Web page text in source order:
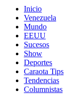
Inicio
Venezuela
Mundo
EEUU
Sucesos
Show
Deportes
Caraota Tips
Tendencias
Columnistas